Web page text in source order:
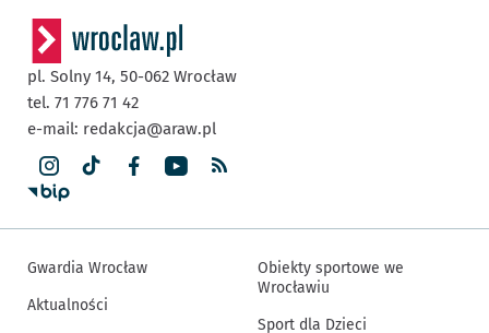
pl. Solny 14, 50-062 Wrocław
tel. 71 776 71 42
e-mail: redakcja@araw.pl
Gwardia Wrocław
Aktualności
Obiekty sportowe we
Wrocławiu
Sport dla Dzieci